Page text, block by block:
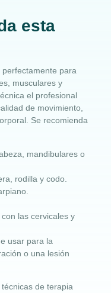
esta
para
musculares y
el profesional
de movimiento,
Se recomienda
mandibulares o
rodilla y codo.
las cervicales y
usar para la
o una lesión
de terapia